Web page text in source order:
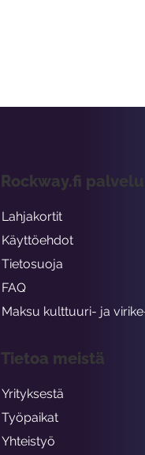
Rockway.fi palvelu
Lahjakortit
Käyttöehdot
Tietosuoja
FAQ
Maksu kulttuuri- ja
Tietoa meistä
Yrityksestä
Työpaikat
Yhteistyö